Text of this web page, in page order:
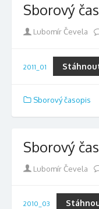
Sborový
Author
Lubomír Čevela
2011_01
Sborový časopis
Sborový
Author
Lubomír Čevela
2010_03